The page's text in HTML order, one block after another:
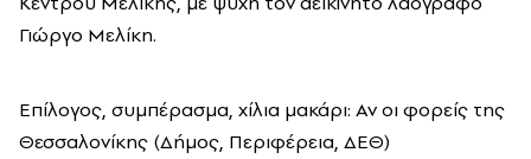
Γιώργο Μελίκη.
Επίλογος, συμπέρασμα, χίλια μακάρι: Αν οι φορείς της
Θεσσαλονίκης (Δήμος, Περιφέρεια, ΔΕΘ)